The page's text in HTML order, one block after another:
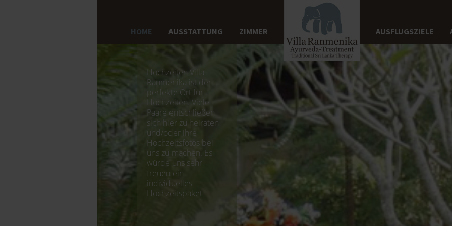
HOME AUSSTATTUNG ZIMMER AUSFLUGSZIELE
Hochzeiten Villa
Ranmenika ist der
perfekte Ort für
Hochzeiten. Viele
Paare entschließen
sich hier zu heiraten
und/oder ihre
Hochzeitsfotos bei
uns zu machen. Es
würde uns sehr
freuen ein
individuelles
Hochzeitspaket